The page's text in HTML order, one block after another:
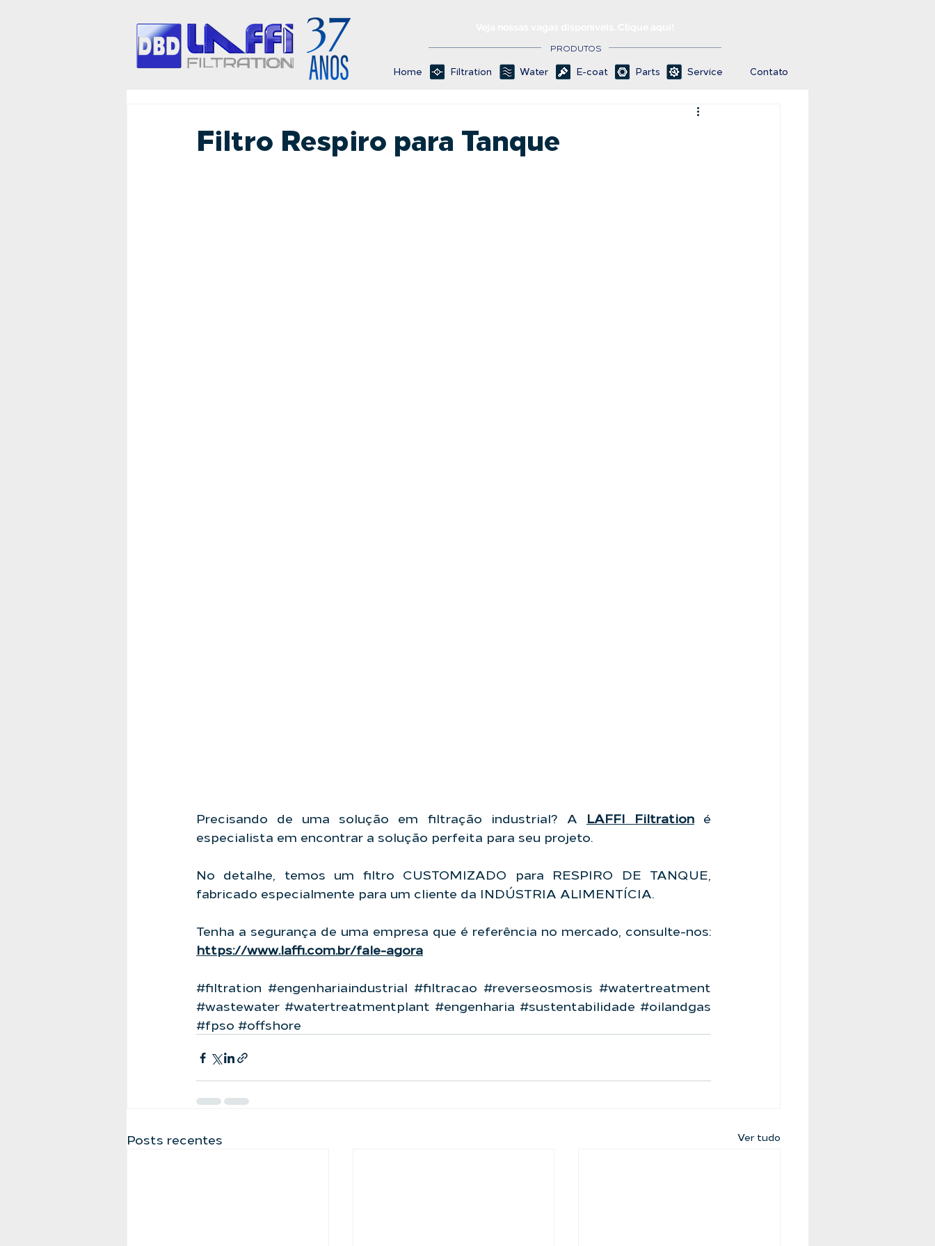
PRODUTOS
Home Filtration Water E-coat Parts Service Contato
Filtro Respiro para Tanque
Precisando de uma solução em filtração industrial? A LAFFI Filtration é
especialista em encontrar a solução perfeita para seu projeto.
No detalhe, temos um filtro CUSTOMIZADO para RESPIRO DE TANQUE,
fabricado especialmente para um cliente da INDÚSTRIA ALIMENTÍCIA.
https://www.laffi.com.br/fale-agora
#filtration #engenhariaindustrial #filtracao #reverseosmosis #watertreatment
#wastewater #watertreatmentplant #engenharia #sustentabilidade #oilandgas
#fpso #offshore
Posts recentes Ver tudo